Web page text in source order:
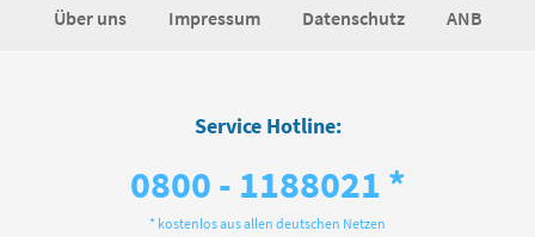
Über uns Impressum Datenschutz ANB
Service Hotline:
0800 - 1188021 *
* kostenlos aus allen deutschen Netzen